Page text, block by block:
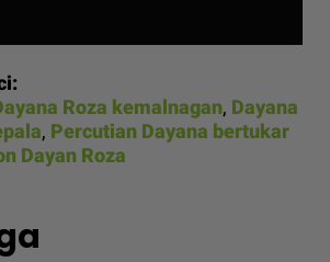
Roza kemalnagan, Dayana
, Percutian Dayana bertukar
Dayan Roza